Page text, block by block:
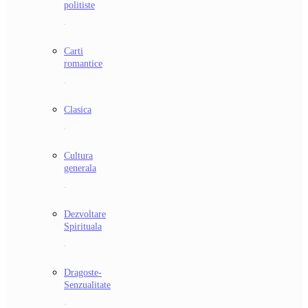
politiste
Carti
romantice
Clasica
Cultura
generala
Dezvoltare
Spirituala
Dragoste-
Senzualitate